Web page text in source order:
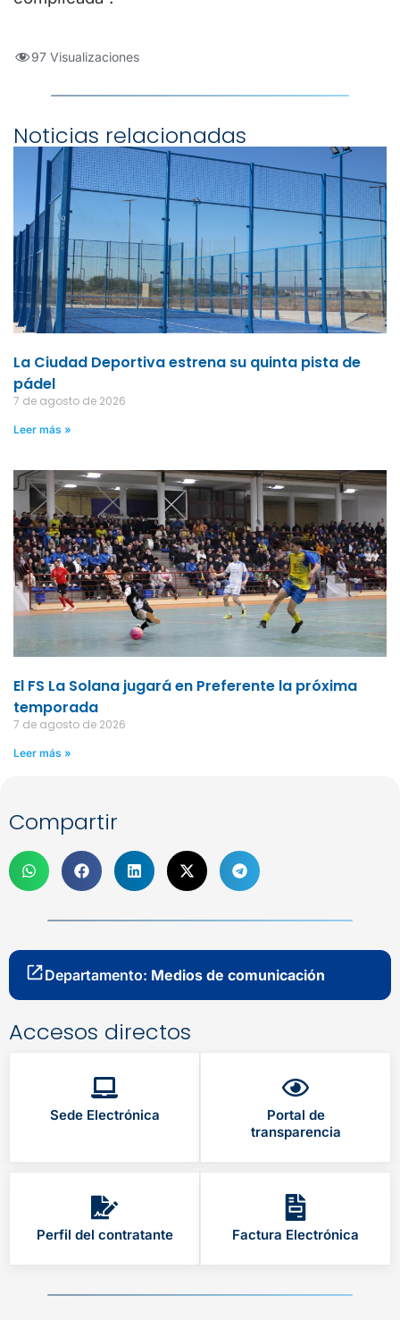
97 Visualizaciones
Noticias relacionadas
La Ciudad Deportiva estrena su quinta pista de
pádel
7 de agosto de 2026
Leer más »
El FS La Solana jugará en Preferente la próxima
temporada
7 de agosto de 2026
Leer más »
Compartir
Departamento: Medios de comunicación
Accesos directos
Sede Electrónica
Portal de
transparencia
Perfil del contratante Factura Electrónica